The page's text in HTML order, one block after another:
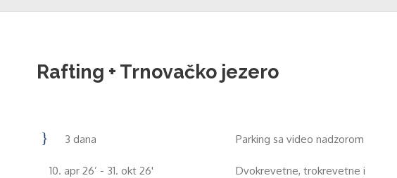
Rafting + Trnovačko jezero
3 dana Parking sa video nadzorom
10. apr 26’ - 31. okt 26'
Dvokrevetne, trokrevetne i